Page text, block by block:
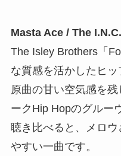
Masta Ace / The
The Isley Brothers「
な質感を活かしたヒッ
原曲の甘い空気感を
ークHip Hopのグルー
聴き比べると、メロ
やすい一曲です。